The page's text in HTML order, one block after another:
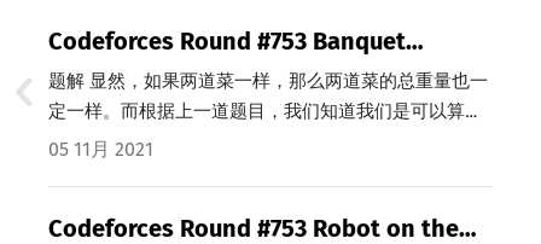
Codeforces Round #753 Banquet
Preparations 2 题解 (Java/C++)
题解 显然，如果两道菜一样，那么两道菜的总重量也一
定一样。而根据上一道题目，我们知道我们是可以算出
最后剩下的a的取值范围的。于是问题就转化成了：对于
05 11月 2021
Codeforces Round #753 Robot on the